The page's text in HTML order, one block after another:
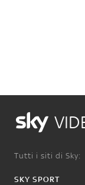
Tutti i siti di Sky:
SKY SPORT